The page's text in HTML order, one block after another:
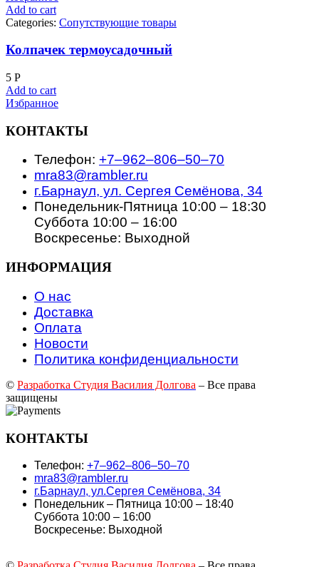
Add to cart
Categories: Сопутствующие товары
Колпачек термоусадочный
5 Р
Add to cart
Избранное
КОНТАКТЫ
Телефон: +7‒962‒806‒50‒70
mra83@rambler.ru
г.Барнаул, ул. Сергея Семёнова, 34
Понедельник-Пятница 10:00 – 18:30
Суббота 10:00 – 16:00
Воскресенье: Выходной
ИНФОРМАЦИЯ
О нас
Доставка
Оплата
Новости
Политика конфиденциальности
© Разработка Студия Василия Долгова – Все права
защищены
КОНТАКТЫ
Телефон: +7‒962‒806‒50‒70
mra83@rambler.ru
г.Барнаул, ул.Сергея Семёнова, 34
Понедельник – Пятница 10:00 – 18:40
Суббота 10:00 – 16:00
Воскресенье: Выходной